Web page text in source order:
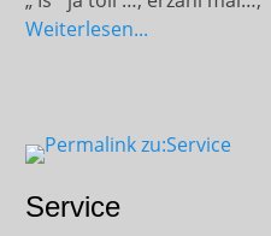
Weiterlesen...
Service